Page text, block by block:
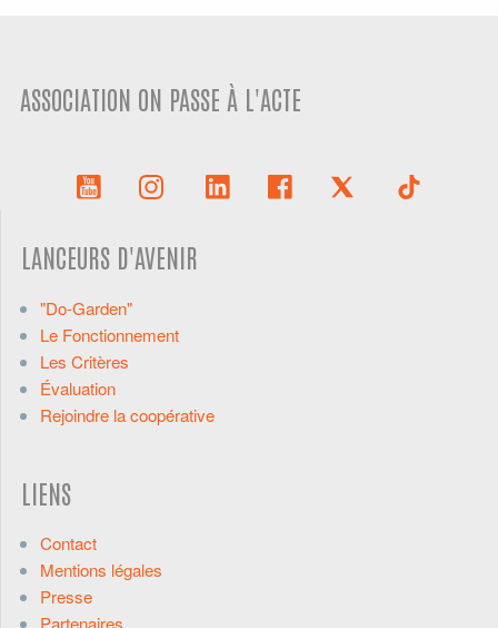
ASSOCIATION ON PASSE À L'ACTE
LANCEURS D'AVENIR
"Do-Garden"
Le Fonctionnement
Les Critères
Évaluation
Rejoindre la coopérative
LIENS
Contact
Mentions légales
Presse
Partenaires